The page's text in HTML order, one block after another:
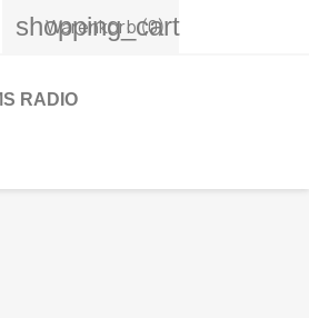
shopping_cart
Warenkorb(0)
RADIO